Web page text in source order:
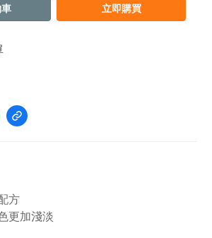
立即購買
方
更加淺淡